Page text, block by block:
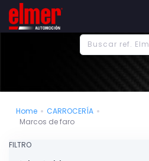
Home
CARROCERÍA
Marcos de faro
FILTRO